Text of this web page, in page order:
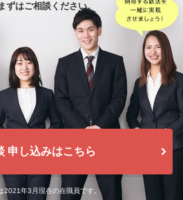
ずはご相談ください。
申し込みはこちら
2021年3月現在の在職員です。